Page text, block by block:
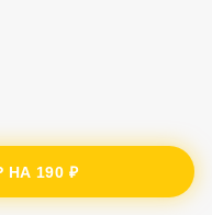
НА 190 ₽